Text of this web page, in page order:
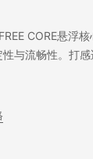
CORE悬浮
与流畅性。打